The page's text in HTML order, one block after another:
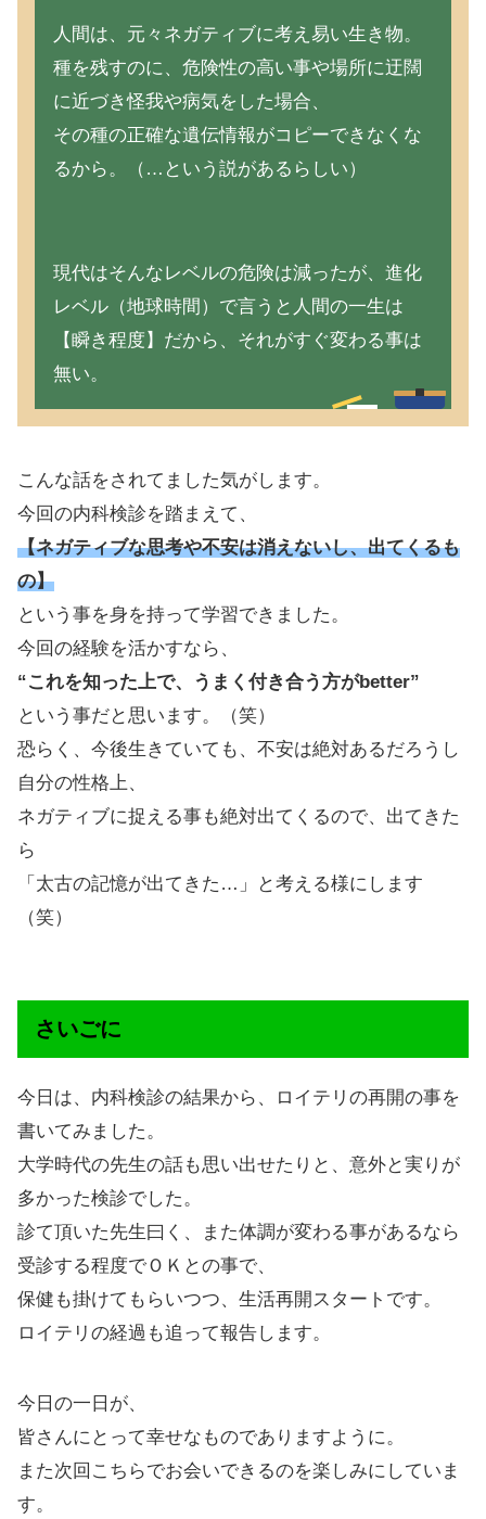
人間は、元々ネガティブに考え易い生き物。
種を残すのに、危険性の高い事や場所に迂闊
に近づき怪我や病気をした場合、
その種の正確な遺伝情報がコピーできなくな
るから。（…という説があるらしい）
現代はそんなレベルの危険は減ったが、進化
レベル（地球時間）で言うと人間の一生は
【瞬き程度】だから、それがすぐ変わる事は
無い。
こんな話をされてました気がします。
今回の内科検診を踏まえて、
【ネガティブな思考や不安は消えないし、出てくるも
の】
という事を身を持って学習できました。
今回の経験を活かすなら、
“これを知った上で、うまく付き合う方がbetter”
という事だと思います。（笑）
恐らく、今後生きていても、不安は絶対あるだろうし
自分の性格上、
ネガティブに捉える事も絶対出てくるので、出てきた
ら
「太古の記憶が出てきた…」と考える様にします
（笑）
さいごに
今日は、内科検診の結果から、ロイテリの再開の事を
書いてみました。
大学時代の先生の話も思い出せたりと、意外と実りが
多かった検診でした。
診て頂いた先生曰く、また体調が変わる事があるなら
受診する程度でＯＫとの事で、
保健も掛けてもらいつつ、生活再開スタートです。
ロイテリの経過も追って報告します。
今日の一日が、
皆さんにとって幸せなものでありますように。
また次回こちらでお会いできるのを楽しみにしていま
す。